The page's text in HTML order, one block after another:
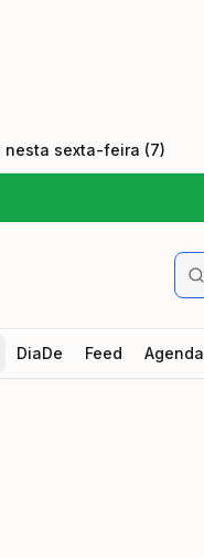
nesta sexta-feira (7)
DiaDe Feed Agenda